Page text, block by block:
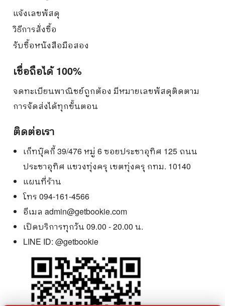
แจ้งเลขพัสดุ
วิธีการสั่งซื้อ
รับซื้อหนังสือมือสอง
เชื่อถือได้ 100%
จดทะเบียนพาณิชย์ถูกต้อง มีหมายเลขพัสดุติดตาม
การจัดส่งได้ทุกขั้นตอน
ติดต่อเรา
เก็ทบุ๊คกี้ 39/476 หมู่ 6 ซอยประชาอุทิศ 125 ถนน
ประชาอุทิศ แขวงทุ่งครุ เขตทุ่งครุ กทม. 10140
แผนที่ร้าน
โทร 094-161-4566
อีเมล admin@getbookie.com
เปิดบริการทุกวัน 09.00 - 20.00 น.
LINE ID: @getbookie